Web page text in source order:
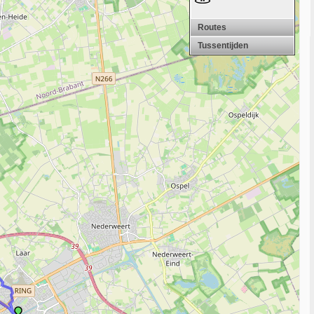
Routes
Tussentijden